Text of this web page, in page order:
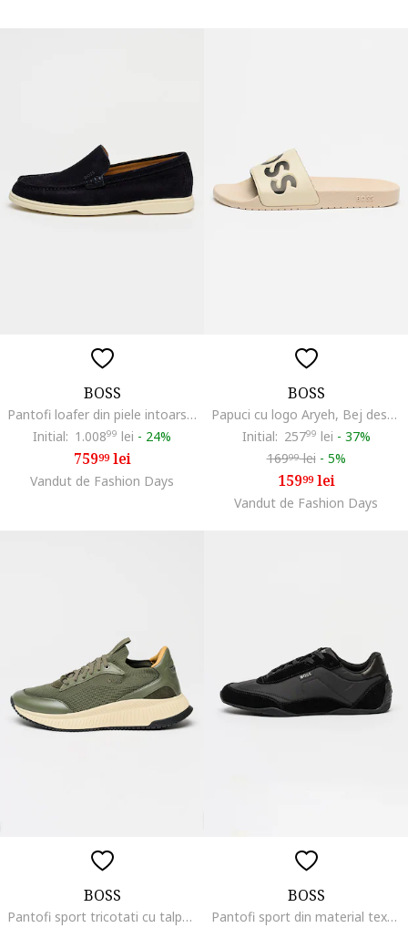
BOSS
Pantofi loafer din piele intoarsa cu varf rotund Sienne, Albastru ultramarin
Initial: 1.00899 lei - 24%
75999lei
Vandut de Fashion Days
BOSS
Papuci cu logo Aryeh, Bej deschis
Initial: 25799 lei - 37%
16999lei - 5%
15999lei
Vandut de Fashion Days
BOSS
Pantofi sport tricotati cu talpa wedge si insertii din piele, Verde deschis
BOSS
Pantofi sport din material textil Jaylen, Negru